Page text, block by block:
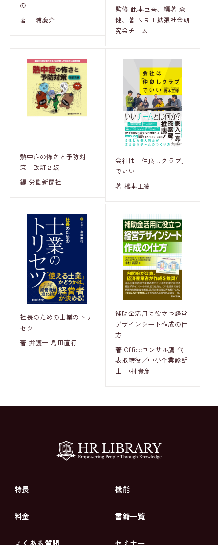
の
著 三浦慶介
監修 此本臣吾、編著 森
健、著 ＮＲＩ拡張社会研
究会チーム
熱中症の怖さと予防対
策 改訂２版
編 労働新聞社
会社は「仲良しクラブ」
でいい
著 橋本正徳
社長のための士業のトリ
セツ
著 弁護士 島田直行
補助金活用に役立つ経営
デザインシート作成の仕
方
著 Officeコンサル鷹 代
表取締役／中小企業診断
士 中村貴彦
特長 機能
料金 書籍一覧
よくある質問 セミナー